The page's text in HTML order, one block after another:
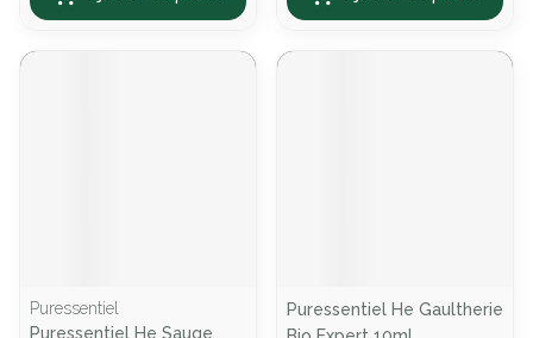
Puressentiel
Puressentiel He Sauge
Puressentiel He Gaultherie